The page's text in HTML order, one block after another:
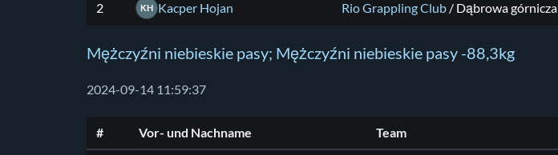
2 KH Kacper Hojan Rio Grappling Club / Dąbrowa górnicza
Mężczyźni niebieskie pasy; Mężczyźni niebieskie pasy -88,3kg
2024-09-14 11:59:37
# Vor- und Nachname Team